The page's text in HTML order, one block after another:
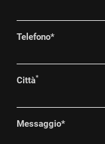
Telefono*
Città*
Messaggio*